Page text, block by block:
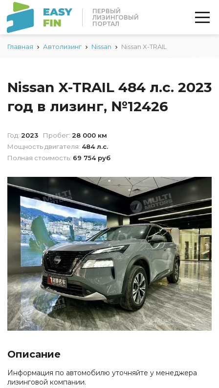
ПЕРВЫЙ
ЛИЗИНГОВЫЙ
ПОРТАЛ
Главная Автолизинг Nissan Nissan X-TRAIL
Nissan X-TRAIL 484 л.с. 2023
год в лизинг, №12426
Год: 2023 Пробег: 28 000 км
Мощность двигателя: 484 л.с.
Полная стоимость: 69 754 руб
Описание
Информация по автомобилю уточняйте у менеджера
лизинговой компании.